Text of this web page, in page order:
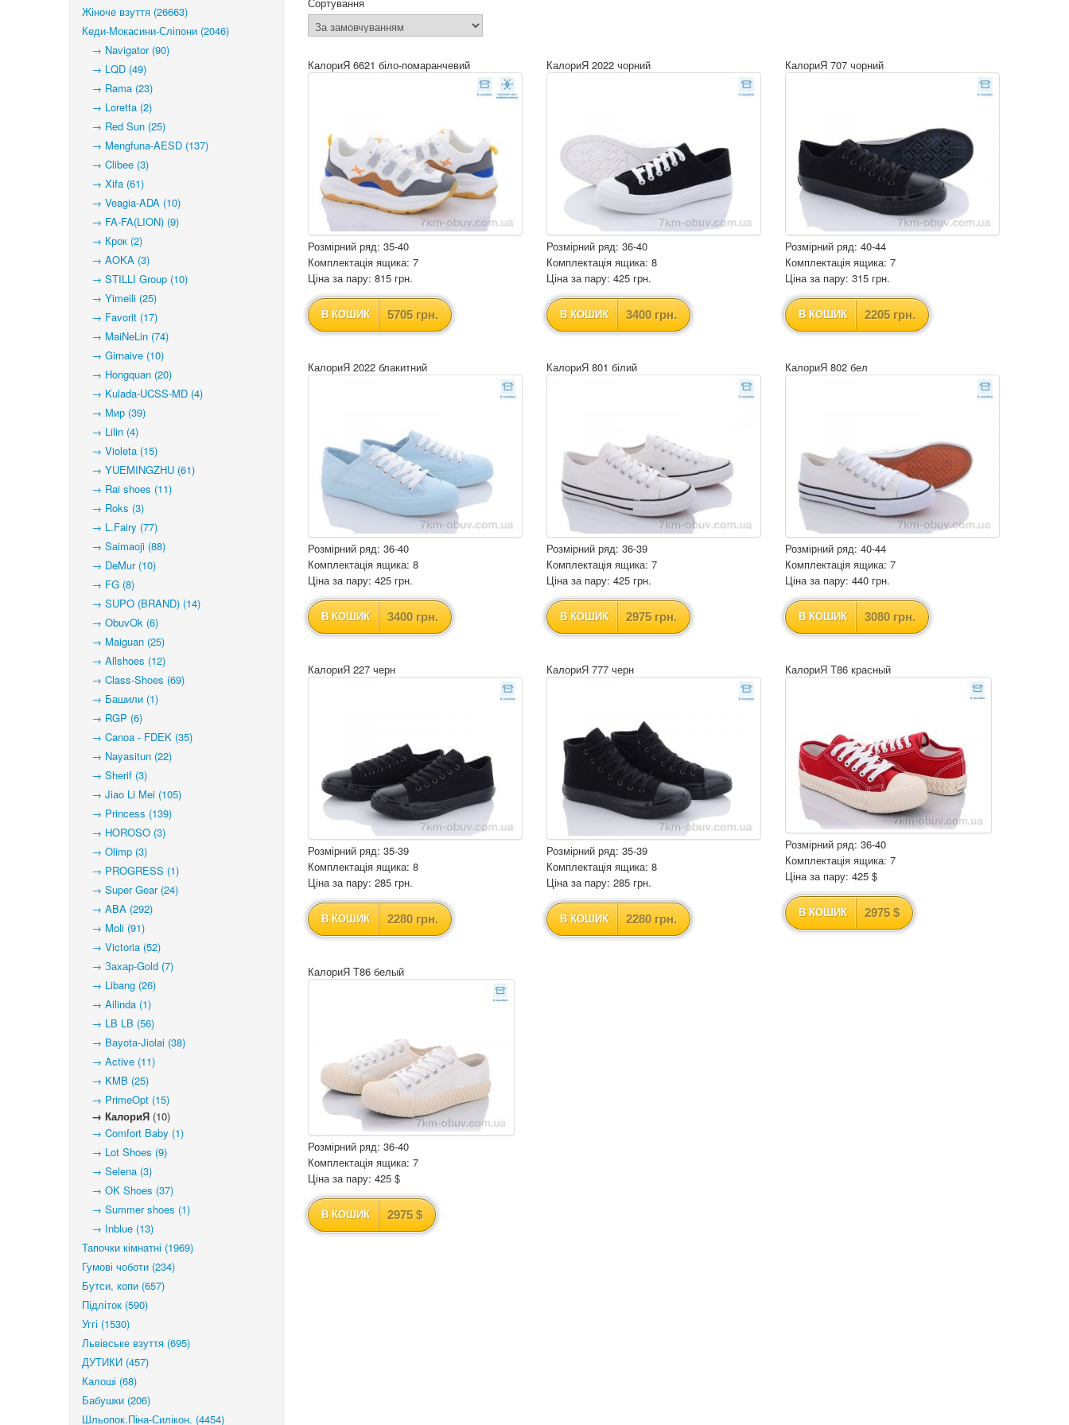
Жіноче взуття (26663)
Кеди-Мокасини-Сліпони (2046)
→ Navigator (90)
→ LQD (49)
→ Rama (23)
→ Loretta (2)
→ Red Sun (25)
→ Mengfuna-AESD (137)
→ Clibee (3)
→ Xifa (61)
→ Veagia-ADA (10)
→ FA-FA(LION) (9)
→ Крок (2)
→ AOKA (3)
→ STILLI Group (10)
→ Yimeili (25)
→ Favorit (17)
→ MaiNeLin (74)
→ Girnaive (10)
→ Hongquan (20)
→ Kulada-UCSS-MD (4)
→ Мир (39)
→ Lilin (4)
→ Violeta (15)
→ YUEMINGZHU (61)
→ Rai shoes (11)
→ Roks (3)
→ L.Fairy (77)
→ Saimaoji (88)
→ DeMur (10)
→ FG (8)
→ SUPO (BRAND) (14)
→ ObuvOk (6)
→ Maiguan (25)
→ Allshoes (12)
→ Class-Shoes (69)
→ Башили (1)
→ RGP (6)
→ Canoa - FDEK (35)
→ Nayasitun (22)
→ Sherif (3)
→ Jiao Li Mei (105)
→ Princess (139)
→ HOROSO (3)
→ Olimp (3)
→ PROGRESS (1)
→ Super Gear (24)
→ ABA (292)
→ Moli (91)
→ Victoria (52)
→ Захар-Gold (7)
→ Libang (26)
→ Ailinda (1)
→ LB LB (56)
→ Bayota-Jiolai (38)
→ Active (11)
→ KMB (25)
→ PrimeOpt (15)
→ КалориЯ (10)
→ Comfort Baby (1)
→ Lot Shoes (9)
→ Selena (3)
→ OK Shoes (37)
→ Summer shoes (1)
→ Inblue (13)
Тапочки кімнатні (1969)
Гумові чоботи (234)
Бутси, копи (657)
Підліток (590)
Уггі (1530)
Львівське взуття (695)
ДУТИКИ (457)
Калоші (68)
Бабушки (206)
Шльопок.Піна-Силікон. (4454)
КалориЯ 6621 біло-помаранчевий
Розмірний ряд: 35-40
Комплектація ящика: 7
Ціна за пару: 815 грн.
В КОШИК 5705 грн.
КалориЯ 2022 чорний
Розмірний ряд: 36-40
Комплектація ящика: 8
Ціна за пару: 425 грн.
В КОШИК 3400 грн.
КалориЯ 707 чорний
Розмірний ряд: 40-44
Комплектація ящика: 7
Ціна за пару: 315 грн.
В КОШИК 2205 грн.
КалориЯ 2022 блакитний
Розмірний ряд: 36-40
Комплектація ящика: 8
Ціна за пару: 425 грн.
В КОШИК 3400 грн.
КалориЯ 801 білий
Розмірний ряд: 36-39
Комплектація ящика: 7
Ціна за пару: 425 грн.
В КОШИК 2975 грн.
КалориЯ 802 бел
Розмірний ряд: 40-44
Комплектація ящика: 7
Ціна за пару: 440 грн.
В КОШИК 3080 грн.
КалориЯ 227 черн
Розмірний ряд: 35-39
Комплектація ящика: 8
Ціна за пару: 285 грн.
В КОШИК 2280 грн.
КалориЯ 777 черн
Розмірний ряд: 35-39
Комплектація ящика: 8
Ціна за пару: 285 грн.
В КОШИК 2280 грн.
КалориЯ T86 красный
Розмірний ряд: 36-40
Комплектація ящика: 7
Ціна за пару: 425 $
В КОШИК 2975 $
КалориЯ T86 белый
Розмірний ряд: 36-40
Комплектація ящика: 7
Ціна за пару: 425 $
В КОШИК 2975 $